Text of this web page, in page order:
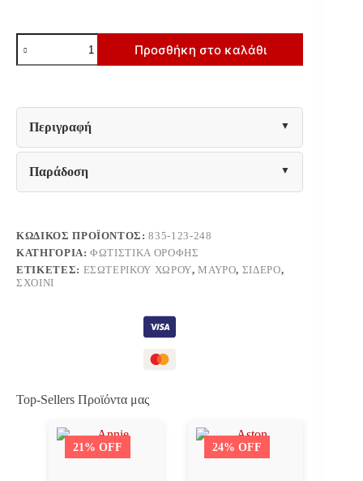
ΜΟΝΟΦΩΤΟ
Fylliana
Cordon
ΧΡΩΜΑ
40x40εκ
E27
ποσότητα
Προσθήκη στο καλάθι
Περιγραφή
Παράδοση
ΚΩΔΙΚΌΣ ΠΡΟΪΌΝΤΟΣ:835-123-248
ΚΑΤΗΓΟΡΊΑ:ΦΩΤΙΣΤΙΚΆ ΟΡΟΦΉΣ
ΕΤΙΚΈΤΕΣ: ΕΣΩΤΕΡΙΚΟΎ ΧΏΡΟΥ,ΜΑΎΡΟ, ΣΊΔΕΡΟ,
ΣΧΟΙΝΊ
Top-Sellers Προϊόντα μας
21% OFF 24% OFF